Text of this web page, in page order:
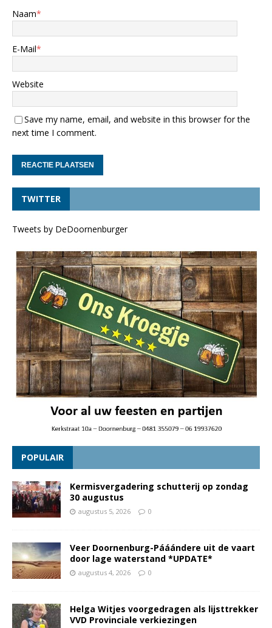
Naam*
E-Mail*
Website
Save my name, email, and website in this browser for the
next time I comment.
TWITTER
Tweets by DeDoornenburger
POPULAIR
Kermisvergadering schutterij op zondag
30 augustus
augustus 5, 2026 0
Veer Doornenburg-Pááándere uit de vaart
door lage waterstand *UPDATE*
augustus 4, 2026 0
Helga Witjes voorgedragen als lijsttrekker
VVD Provinciale verkiezingen